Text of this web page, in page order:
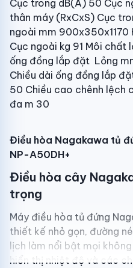
Cục trong dB(A) 50 Cục
thân máy (RxCxS) Cục
ngoài mm 900x350x1170
Cục ngoài kg 91 Môi chất
ống đồng lắp đặt Lỏng
Chiều dài ống đồng lắp
50 Chiều cao chênh lệch
đa m 30
Điều hòa Nagakawa tủ
NP-A50DH+
Điều hòa cây
trọng
Máy điều hòa tủ đứng
thiết kế nhỏ gọn, đường
lịch làm nổi bật mọi
hiển thị nhiệt độ và các